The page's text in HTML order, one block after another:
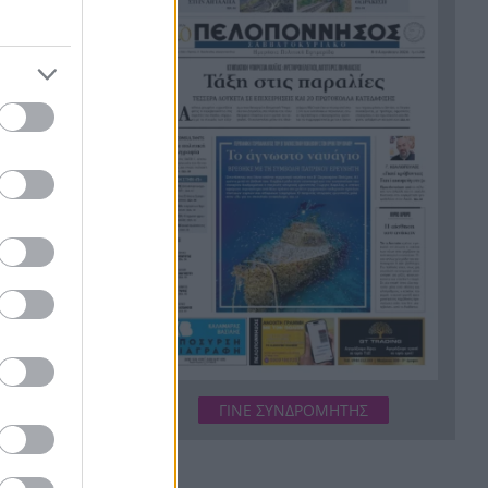
Οι πνιγμοί είναι συνήθως
«βουβοί»: Η διασώστρια
Δήμητρα Παναγιωτοπούλου
για τις εμπειρίες και το
απαιτητικό της επάγγελμα
19:48 «Λένε προδότες και
πληρωμένους όσους
αποχωρούν», διαζύγιο με
αιχμές στο κόμμα
Καρυστιανού
19:36
Η Ελλάδα θα διεκδικήσει την
9η θέση στο Παγκόσμιο
πρωτάθλημα Παίδων
βρέθηκε νεκρό σε πισίνα στην
Πάρο, ανείπωτη τραγωδία
ΓΙΝΕ ΣΥΝΔΡΟΜΗΤΗΣ